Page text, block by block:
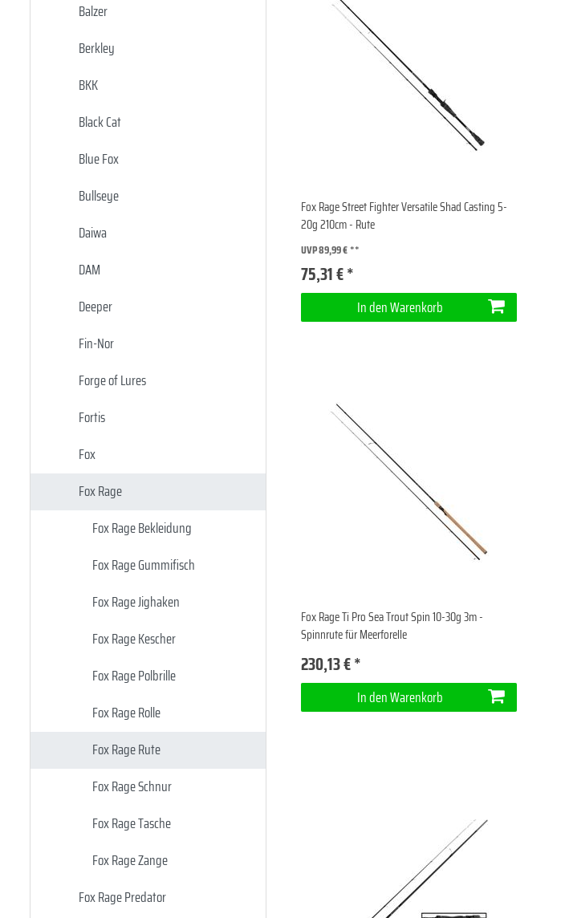
Balzer
Berkley
BKK
Black Cat
Blue Fox
Bullseye
Daiwa
DAM
Deeper
Fin-Nor
Forge of Lures
Fortis
Fox
Fox Rage
Fox Rage Bekleidung
Fox Rage Gummifisch
Fox Rage Jighaken
Fox Rage Kescher
Fox Rage Polbrille
Fox Rage Rolle
Fox Rage Rute
Fox Rage Schnur
Fox Rage Tasche
Fox Rage Zange
Fox Rage Predator
Fox Rage Street Fighter Versatile Shad Casting 5-
20g 210cm - Rute
UVP 89,99 €
75,31 € *
In den Warenkorb
Fox Rage Ti Pro Sea Trout Spin 10-30g 3m -
Spinnrute für Meerforelle
230,13 € *
In den Warenkorb